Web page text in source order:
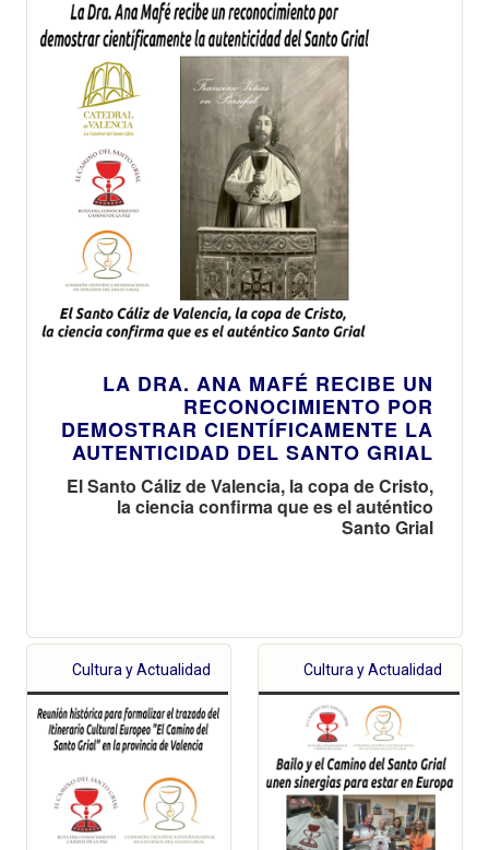
LA DRA. ANA MAFÉ RECIBE UN
RECONOCIMIENTO POR
DEMOSTRAR CIENTÍFICAMENTE LA
AUTENTICIDAD DEL SANTO GRIAL
El Santo Cáliz de Valencia, la copa de Cristo,
la ciencia confirma que es el auténtico
Santo Grial
Cultura y Actualidad Cultura y Actualidad